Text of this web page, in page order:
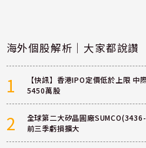
海外個股解析｜大家都說讚
1
【快訊】香港IPO定價低於上限
5450萬股
2
全球第二大矽晶圓廠
前三季虧損擴大